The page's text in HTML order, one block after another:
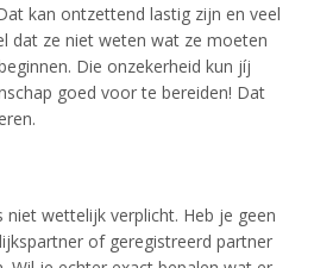
kan ontzettend lastig zijn en veel
dat ze niet weten wat ze moeten
Die onzekerheid kun jíj
goed voor te bereiden! Dat
wettelijk verplicht. Heb je geen
of geregistreerd partner